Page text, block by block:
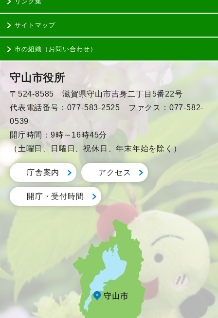
サイトマップ
市の組織（お問い合わせ）
守山市役所
〒524-8585 滋賀県守山市吉身二丁目5番22号
代表電話番号：077-583-2525 ファクス：077-582-
0539
開庁時間：9時～16時45分
（土曜日、日曜日、祝休日、年末年始を除く）
庁舎案内 アクセス
開庁・受付時間